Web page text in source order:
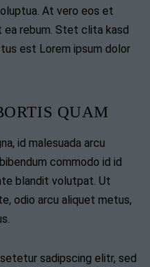
At vero eos et
rebum. Stet clita kasd
est Lorem ipsum dolor
QUAM
id malesuada arcu
commodo id id
blandit volutpat. Ut
odio arcu aliquet metus,
sadipscing elitr, sed